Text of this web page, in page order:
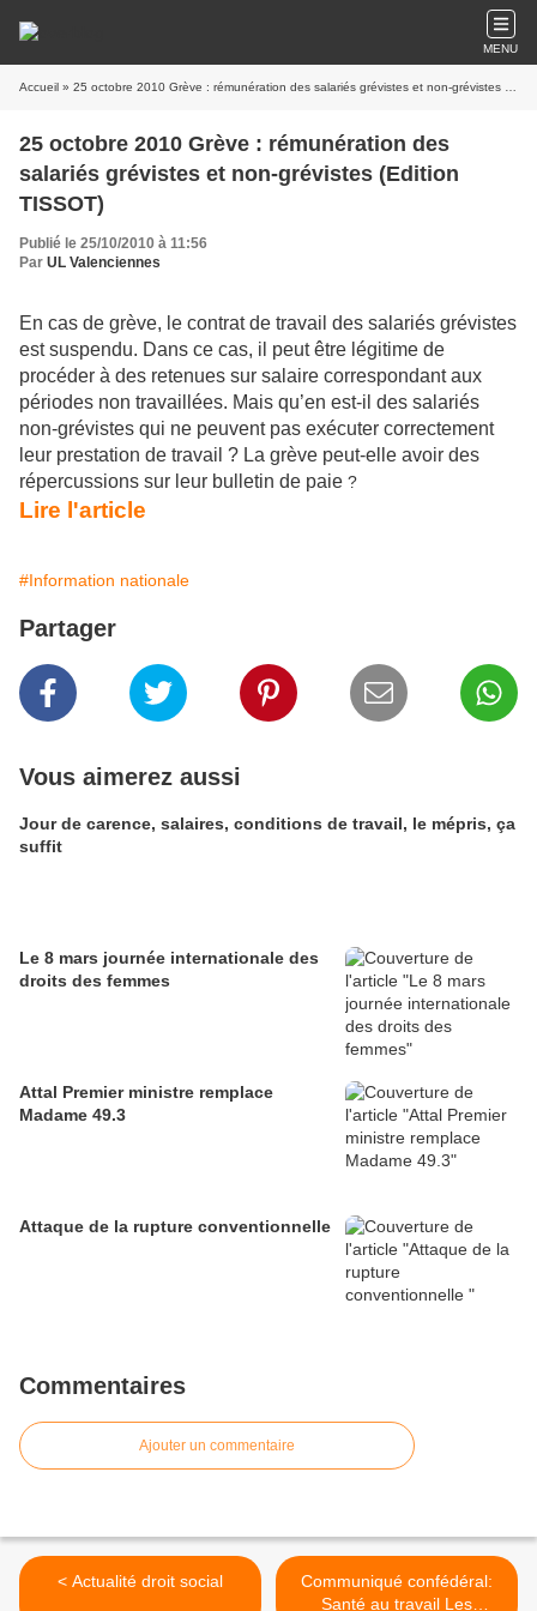
MENU
Accueil » 25 octobre 2010 Grève : rémunération des salariés grévistes et non-grévistes (Edition TISSOT)
25 octobre 2010 Grève : rémunération des
salariés grévistes et non-grévistes (Edition
TISSOT)
Publié le 25/10/2010 à 11:56
Par UL Valenciennes
En cas de grève, le contrat de travail des salariés grévistes
est suspendu. Dans ce cas, il peut être légitime de
procéder à des retenues sur salaire correspondant aux
périodes non travaillées. Mais qu’en est-il des salariés
non-grévistes qui ne peuvent pas exécuter correctement
leur prestation de travail ? La grève peut-elle avoir des
répercussions sur leur bulletin de paie ?
Lire l'article
#Information nationale
Partager
Vous aimerez aussi
Jour de carence, salaires, conditions de travail, le mépris, ça
suffit
Le 8 mars journée internationale des
droits des femmes
Attal Premier ministre remplace
Madame 49.3
Attaque de la rupture conventionnelle
Commentaires
Ajouter un commentaire
< Actualité droit social
Communiqué confédéral:
Santé au travail Les